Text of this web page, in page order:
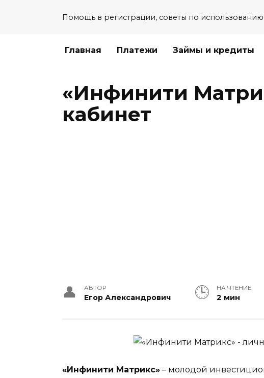
Помощь в регистрации, советы по использованию
Главная Платежи Займы и кредиты
«Инфинити
кабинет
АВТОР
Егор Александрович
НА ЧТЕНИЕ
2 мин
«Инфинити Матрикс» – молодой